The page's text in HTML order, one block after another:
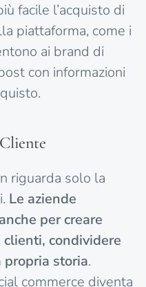
facile l’acquisto di
piattaforma, come i
ai brand di
con informazioni
riguarda solo la
Le aziende
per creare
condividere
propria storia.
commerce diventa